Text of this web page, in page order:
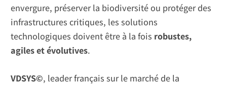
envergure, préserver la biodiversité ou protéger des
infrastructures critiques, les solutions
technologiques doivent être à la fois robustes,
agiles et évolutives.
VDSYS©, leader français sur le marché de la